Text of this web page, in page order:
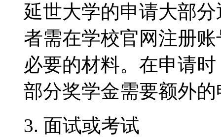
延世大学的申请大部
者需在学校官网注册
必要的材料。在申请
部分奖学金需要额外
3. 面试或考试